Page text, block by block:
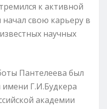
к активной
свою карьеру в
научных
Пантелеева был
Г.И.Будкера
академии